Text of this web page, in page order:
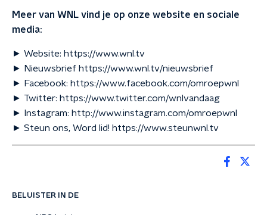
BELUISTER IN DE
Meer van WNL vind je op onze website en sociale
media:
► Website: https://www.wnl.tv
► Nieuwsbrief https://www.wnl.tv/nieuwsbrief
► Facebook: https://www.facebook.com/omroepwnl
► Twitter: https://www.twitter.com/wnlvandaag
► Instagram: http://www.instagram.com/omroepwnl
► Steun ons, Word lid! https://www.steunwnl.tv